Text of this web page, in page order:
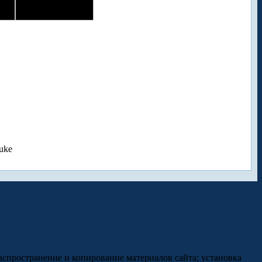
и копирование материалов сайта; установка